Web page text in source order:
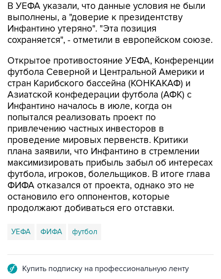
В УЕФА указали, что данные условия не были
выполнены, а "доверие к президентству
Инфантино утеряно". "Эта позиция
сохраняется", - отметили в европейском союзе.
Открытое противостояние УЕФА, Конференции
футбола Северной и Центральной Америки и
стран Карибского бассейна (КОНКАКАФ) и
Азиатской конфедерации футбола (АФК) с
Инфантино началось в июле, когда он
попытался реализовать проект по
привлечению частных инвесторов в
проведение мировых первенств. Критики
плана заявили, что Инфантино в стремлении
максимизировать прибыль забыл об интересах
футбола, игроков, болельщиков. В итоге глава
ФИФА отказался от проекта, однако это не
остановило его оппонентов, которые
продолжают добиваться его отставки.
УЕФА ФИФА футбол
Купить подписку на профессиональную ленту